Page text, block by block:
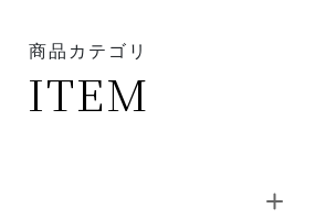
商品カテゴリ
ITEM